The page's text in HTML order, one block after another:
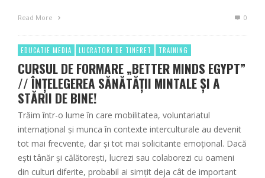
Read More 0
EDUCATIE MEDIA LUCRĂTORI DE TINERET TRAINING
CURSUL DE FORMARE „BETTER MINDS EGYPT”
// ÎNȚELEGEREA SĂNĂTĂȚII MINTALE ȘI A
STĂRII DE BINE!
Trăim într-o lume în care mobilitatea, voluntariatul
internațional și munca în contexte interculturale au devenit
tot mai frecvente, dar și tot mai solicitante emoțional. Dacă
ești tânăr și călătorești, lucrezi sau colaborezi cu oameni
din culturi diferite, probabil ai simțit deja cât de important